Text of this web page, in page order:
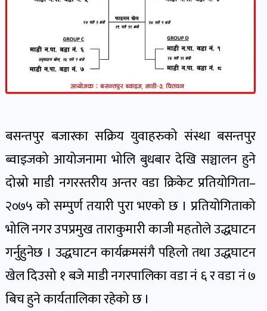
पोष्ट
पर्यटन
पोष्ट
शिक्षा
खबर
पोष्ट
बसन्तपुर बजारका सक्रिय युवाहरुको संस्था बसन्तपुर
ब्वाइजको आयोजनामा भोलि बुधबार देखि सञ्चालन हुने
दोस्रो माडी नगरस्तरीय अन्तर वडा क्रिकेट प्रतियोगिता–
२०७५ को सम्पुर्ण तयारी पुरा भएको छ । प्रतियोगिताको
भोलि नगर उपप्रमुख ताराकुमारी काजी महतोले उद्धघाटन
गर्नुहुनेछ । उद्धघाटन कार्यक्रमसंगै पहिलो तथा उद्धघाटन
खेल दिउसो १ बजे माडी नगरपालिका वडा नं ६ र वडा नं ७
बिच हुने कार्यतालिका रहेको छ ।